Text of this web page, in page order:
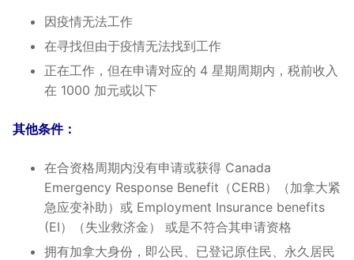
因疫情无法工作
在寻找但由于疫情无法找到工作
正在工作，但在申请对应的 4 星期周期内，税前收入
在 1000 加元或以下
其他条件：
在合资格周期内没有申请或获得 Canada
Emergency Response Benefit（CERB）（加拿大紧
急应变补助）或 Employment Insurance benefits
(EI）（失业救济金）
或是不符合其申请资格
拥有加拿大身份，即公民、已登记原住民、永久居民